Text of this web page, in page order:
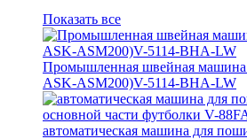
Показать все
Промышленная швейная машина
ASK-ASM200)V-5114-BHA-LW
автоматическая машина для